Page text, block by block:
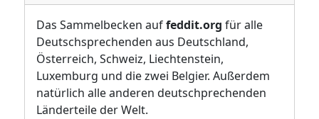
Das Sammelbecken auffeddit.org für alle
Deutschsprechenden aus Deutschland,
Österreich, Schweiz, Liechtenstein,
Luxemburg und die zwei Belgier. Außerdem
natürlich alle anderen deutschprechenden
Länderteile der Welt.